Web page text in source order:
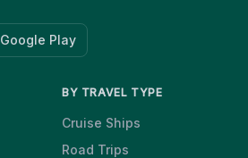
Google Play
BY TRAVEL TYPE
Cruise Ships
Road Trips